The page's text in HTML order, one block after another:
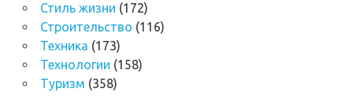
Стиль жизни (172)
Строительство (116)
Техника (173)
Технологии (158)
Туризм (358)